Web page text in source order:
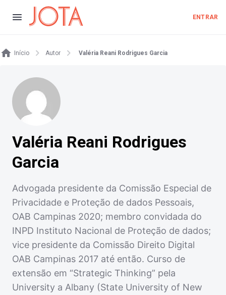
ENTRAR
Início Autor Valéria Reani Rodrigues Garcia
Valéria Reani Rodrigues
Garcia
Advogada presidente da Comissão Especial de
Privacidade e Proteção de dados Pessoais,
OAB Campinas 2020; membro convidada do
INPD Instituto Nacional de Proteção de dados;
vice presidente da Comissão Direito Digital
OAB Campinas 2017 até então. Curso de
extensão em “Strategic Thinking” pela
University a Albany (State University of New